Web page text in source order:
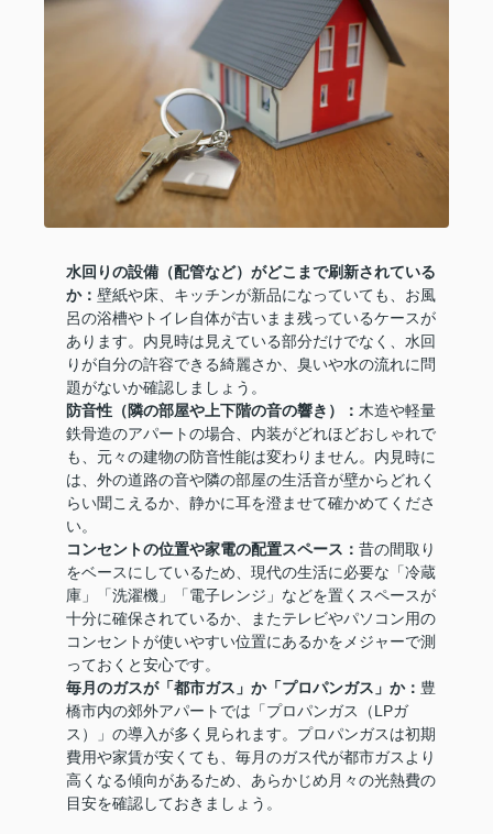
水回りの設備（配管など）がどこまで刷新されている
か： 壁紙や床、キッチンが新品になっていても、お風
呂の浴槽やトイレ自体が古いまま残っているケースが
あります。内見時は見えている部分だけでなく、水回
りが自分の許容できる綺麗さか、臭いや水の流れに問
題がないか確認しましょう。
防音性（隣の部屋や上下階の音の響き）： 木造や軽量
鉄骨造のアパートの場合、内装がどれほどおしゃれで
も、元々の建物の防音性能は変わりません。内見時に
は、外の道路の音や隣の部屋の生活音が壁からどれく
らい聞こえるか、静かに耳を澄ませて確かめてくださ
い。
コンセントの位置や家電の配置スペース： 昔の間取り
をベースにしているため、現代の生活に必要な「冷蔵
庫」「洗濯機」「電子レンジ」などを置くスペースが
十分に確保されているか、またテレビやパソコン用の
コンセントが使いやすい位置にあるかをメジャーで測
っておくと安心です。
毎月のガスが「都市ガス」か「プロパンガス」か： 豊
橋市内の郊外アパートでは「プロパンガス（LPガ
ス）」の導入が多く見られます。プロパンガスは初期
費用や家賃が安くても、毎月のガス代が都市ガスより
高くなる傾向があるため、あらかじめ月々の光熱費の
目安を確認しておきましょう。